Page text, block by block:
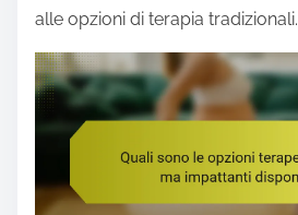
alle opzioni di terapia tradizionali.